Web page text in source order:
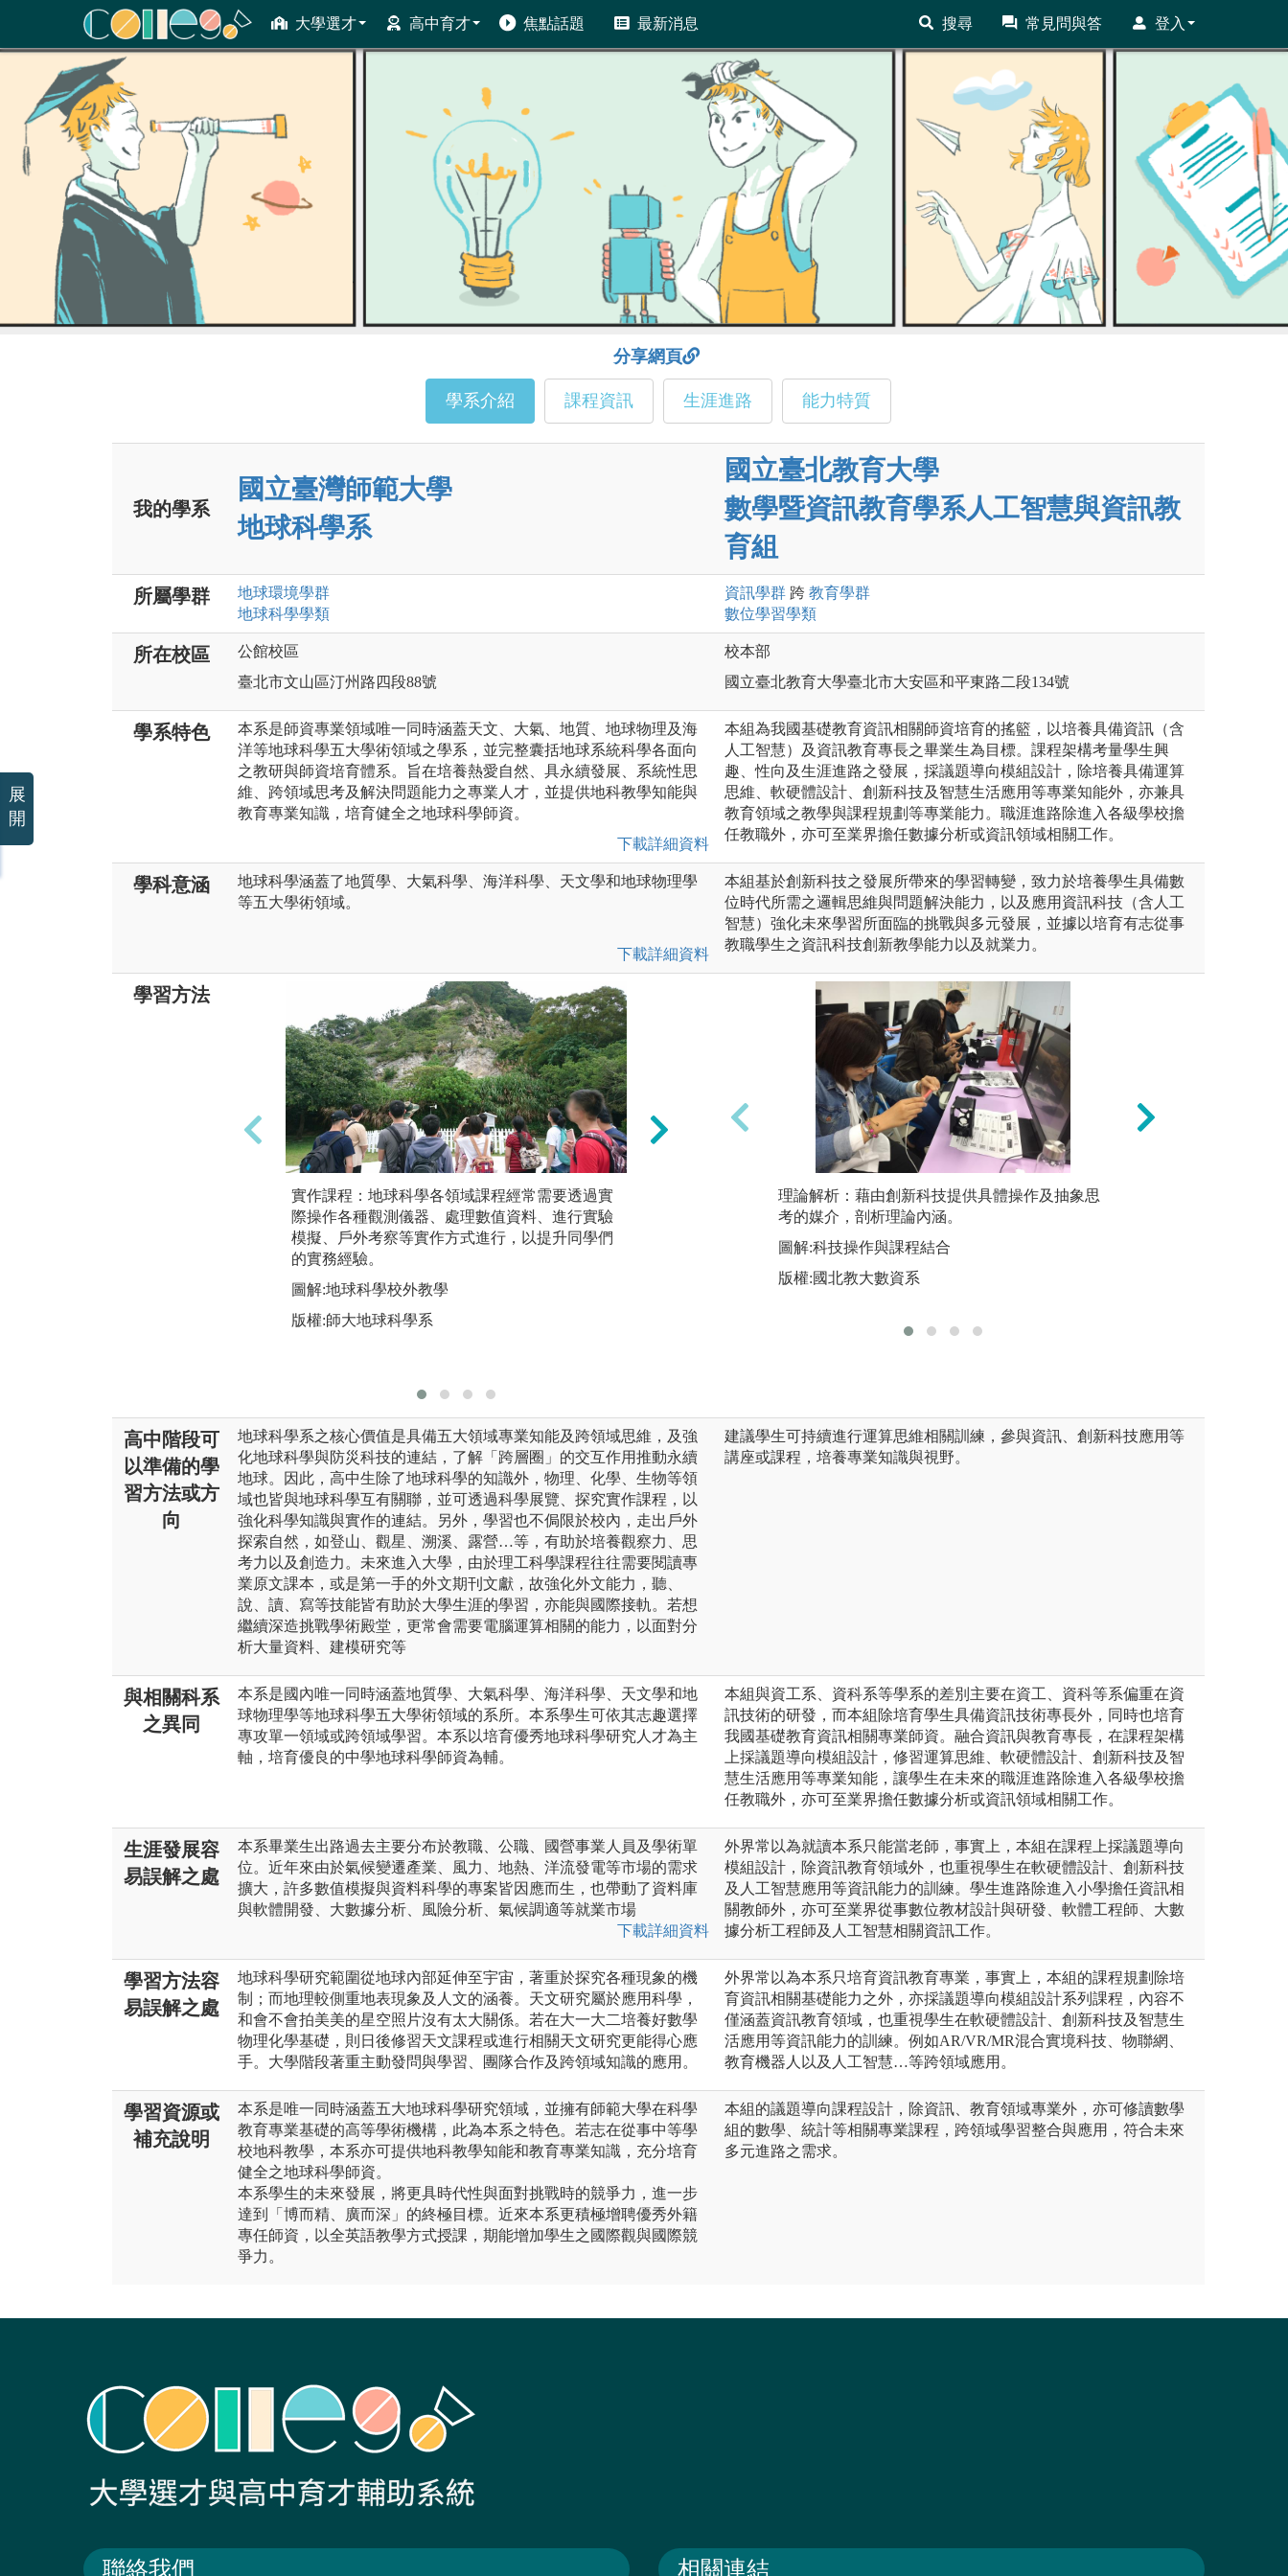
大學選才 高中育才 焦點話題 最新消息 搜尋 常見問與答 登入
ColleGo! 大學選才與高中育才輔助系統
分享網頁
學系介紹 課程資訊 生涯進路 能力特質
我的學系
國立臺灣師範大學
地球科學系
國立臺北教育大學
數學暨資訊教育學系人工智慧與資訊教
育組
所屬學群 地球環境學群
地球科學學類
資訊學群 跨 教育學群
數位學習學類
所在校區
公館校區
臺北市文山區汀州路四段88號
校本部
國立臺北教育大學臺北市大安區和平東路二段134號
學系特色
本系是師資專業領域唯一同時涵蓋天文、大氣、地質、地球物理及海
洋等地球科學五大學術領域之學系，並完整囊括地球系統科學各面向
之教研與師資培育體系。旨在培養熱愛自然、具永續發展、系統性思
維、跨領域思考及解決問題能力之專業人才，並提供地科教學知能與
教育專業知識，培育健全之地球科學師資。
下載詳細資料
本組為我國基礎教育資訊相關師資培育的搖籃，以培養具備資訊（含
人工智慧）及資訊教育專長之畢業生為目標。課程架構考量學生興
趣、性向及生涯進路之發展，採議題導向模組設計，除培養具備運算
思維、軟硬體設計、創新科技及智慧生活應用等專業知能外，亦兼具
教育領域之教學與課程規劃等專業能力。職涯進路除進入各級學校擔
任教職外，亦可至業界擔任數據分析或資訊領域相關工作。
學科意涵
地球科學涵蓋了地質學、大氣科學、海洋科學、天文學和地球物理學
等五大學術領域。
下載詳細資料
本組基於創新科技之發展所帶來的學習轉變，致力於培養學生具備數
位時代所需之邏輯思維與問題解決能力，以及應用資訊科技（含人工
智慧）強化未來學習所面臨的挑戰與多元發展，並據以培育有志從事
教職學生之資訊科技創新教學能力以及就業力。
學習方法
實作課程：地球科學各領域課程經常需要透過實
際操作各種觀測儀器、處理數值資料、進行實驗
模擬、戶外考察等實作方式進行，以提升同學們
的實務經驗。
圖解:地球科學校外教學
版權:師大地球科學系
合作學習：探究地球上各種現象，需要透過團隊
合作，共同激發創意，解決問題。本系部分課程
也會進行小組分組合作，培養合作能力，提高個
人的學習，並達成團體目標。
圖解:課堂分組研究
理論解析：藉由創新科技提供具體操作及抽象思
考的媒介，剖析理論內涵。
圖解:科技操作與課程結合
版權:國北教大數資系
高中階段可
以準備的學
習方法或方
向
地球科學系之核心價值是具備五大領域專業知能及跨領域思維，及強
化地球科學與防災科技的連結，了解「跨層圈」的交互作用推動永續
地球。因此，高中生除了地球科學的知識外，物理、化學、生物等領
域也皆與地球科學互有關聯，並可透過科學展覽、探究實作課程，以
強化科學知識與實作的連結。另外，學習也不侷限於校內，走出戶外
探索自然，如登山、觀星、溯溪、露營…等，有助於培養觀察力、思
考力以及創造力。未來進入大學，由於理工科學課程往往需要閱讀專
業原文課本，或是第一手的外文期刊文獻，故強化外文能力，聽、
說、讀、寫等技能皆有助於大學生涯的學習，亦能與國際接軌。若想
繼續深造挑戰學術殿堂，更常會需要電腦運算相關的能力，以面對分
析大量資料、建模研究等
建議學生可持續進行運算思維相關訓練，參與資訊、創新科技應用等
講座或課程，培養專業知識與視野。
與相關科系
之異同
本系是國內唯一同時涵蓋地質學、大氣科學、海洋科學、天文學和地
球物理學等地球科學五大學術領域的系所。本系學生可依其志趣選擇
專攻單一領域或跨領域學習。本系以培育優秀地球科學研究人才為主
軸，培育優良的中學地球科學師資為輔。
本組與資工系、資科系等學系的差別主要在資工、資科等系偏重在資
訊技術的研發，而本組除培育學生具備資訊技術專長外，同時也培育
我國基礎教育資訊相關專業師資。融合資訊與教育專長，在課程架構
上採議題導向模組設計，修習運算思維、軟硬體設計、創新科技及智
慧生活應用等專業知能，讓學生在未來的職涯進路除進入各級學校擔
任教職外，亦可至業界擔任數據分析或資訊領域相關工作。
生涯發展容
易誤解之處
本系畢業生出路過去主要分布於教職、公職、國營事業人員及學術單
位。近年來由於氣候變遷產業、風力、地熱、洋流發電等市場的需求
擴大，許多數值模擬與資料科學的專案皆因應而生，也帶動了資料庫
與軟體開發、大數據分析、風險分析、氣候調適等就業市場
下載詳細資料
外界常以為就讀本系只能當老師，事實上，本組在課程上採議題導向
模組設計，除資訊教育領域外，也重視學生在軟硬體設計、創新科技
及人工智慧應用等資訊能力的訓練。學生進路除進入小學擔任資訊相
關教師外，亦可至業界從事數位教材設計與研發、軟體工程師、大數
據分析工程師及人工智慧相關資訊工作。
學習方法容
易誤解之處
地球科學研究範圍從地球內部延伸至宇宙，著重於探究各種現象的機
制；而地理較側重地表現象及人文的涵養。天文研究屬於應用科學，
和會不會拍美美的星空照片沒有太大關係。若在大一大二培養好數學
物理化學基礎，則日後修習天文課程或進行相關天文研究更能得心應
手。大學階段著重主動發問與學習、團隊合作及跨領域知識的應用。
外界常以為本系只培育資訊教育專業，事實上，本組的課程規劃除培
育資訊相關基礎能力之外，亦採議題導向模組設計系列課程，內容不
僅涵蓋資訊教育領域，也重視學生在軟硬體設計、創新科技及智慧生
活應用等資訊能力的訓練。例如AR/VR/MR混合實境科技、物聯網、
教育機器人以及人工智慧…等跨領域應用。
學習資源或
補充說明
本系是唯一同時涵蓋五大地球科學研究領域，並擁有師範大學在科學
教育專業基礎的高等學術機構，此為本系之特色。若志在從事中等學
校地科教學，本系亦可提供地科教學知能和教育專業知識，充分培育
健全之地球科學師資。
本系學生的未來發展，將更具時代性與面對挑戰時的競爭力，進一步
達到「博而精、廣而深」的終極目標。近來本系更積極增聘優秀外籍
專任師資，以全英語教學方式授課，期能增加學生之國際觀與國際競
爭力。
本組的議題導向課程設計，除資訊、教育領域專業外，亦可修讀數學
組的數學、統計等相關專業課程，跨領域學習整合與應用，符合未來
多元進路之需求。
聯絡我們 相關連結
展
開